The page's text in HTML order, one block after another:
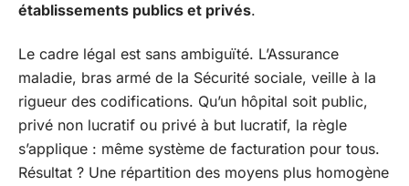
établissements publics et privés.
Le cadre légal est sans ambiguïté. L’Assurance
maladie, bras armé de la Sécurité sociale, veille à la
rigueur des codifications. Qu’un hôpital soit public,
privé non lucratif ou privé à but lucratif, la règle
s’applique : même système de facturation pour tous.
Résultat ? Une répartition des moyens plus homogène